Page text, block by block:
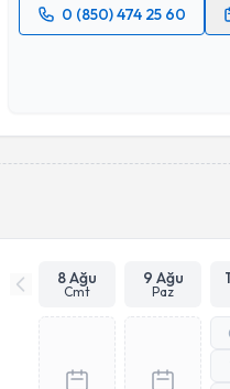
0 (850) 474 25 60
Takvim
8 Ağu
Cmt
9 Ağu
Paz